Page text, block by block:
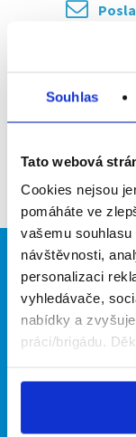
Souhlas
Tato webová
Cookies nejsou
pomáháte ve
vašemu
návštěvnosti,
personalizaci
vyhledávače,
nabídky a
práci/brigádu.
Přidat
Zpět
Brigádníci
Články
Hledané brigády